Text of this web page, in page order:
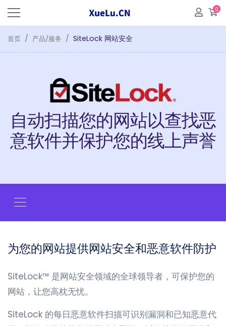
0
首页 产品/服务 SiteLock 网站安全
自动扫描您的网站以查找恶
意软件并保护您的线上声誉
切换导航
为您的网站提供网站安全和恶意软件防护
SiteLock™ 是网站安全领域的全球领导者，可保护您的
网站，让您高枕无忧。
SiteLock 的每日恶意软件扫描可识别漏洞和已知恶意代